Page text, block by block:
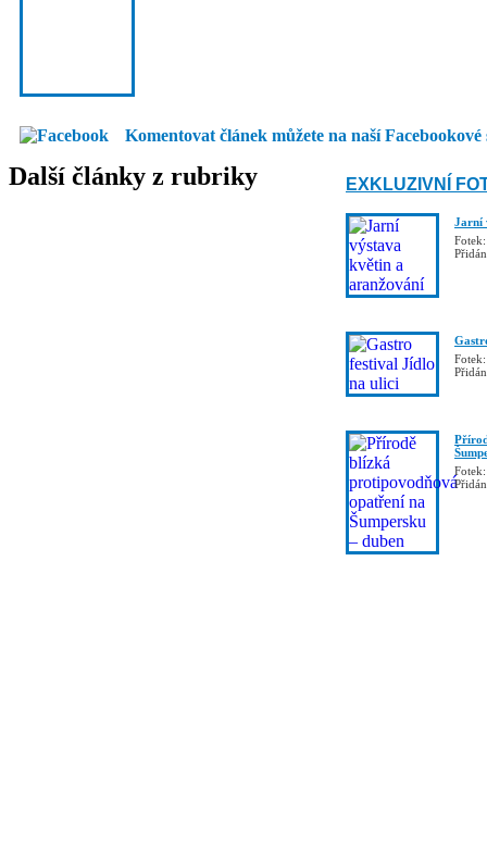
Komentovat článek můžete na naší Facebookové
Další články z rubriky EXKLUZIVNÍ
Jarní